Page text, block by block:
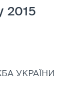
2015
УКРАЇНИ